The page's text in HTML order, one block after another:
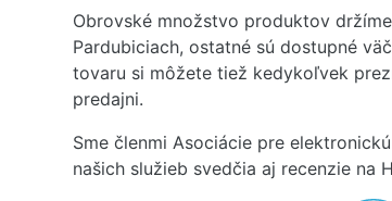
Obrovské množstvo produktov
Pardubiciach, ostatné sú dostupné
tovaru si môžete tiež kedykoľvek
predajni.
Sme členmi Asociácie pre
našich služieb svedčia aj recenzie na